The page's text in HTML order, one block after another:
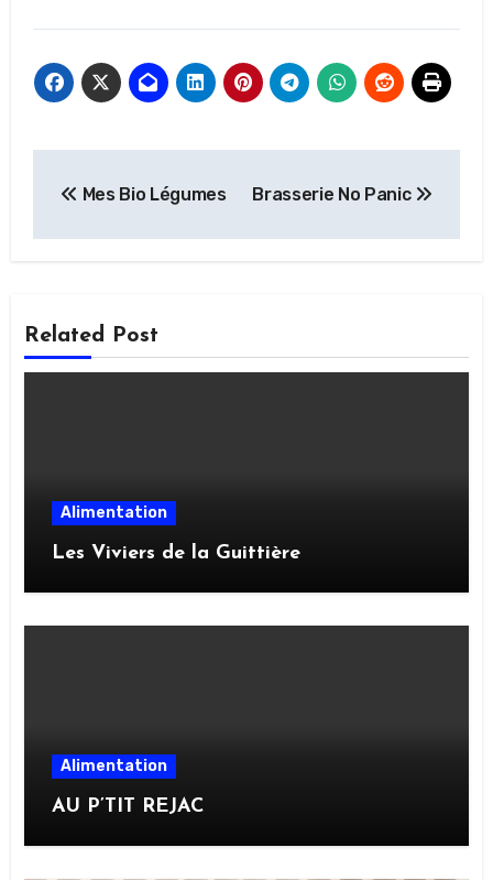
Mes Bio Légumes Brasserie No Panic
Related Post
Alimentation
Les Viviers de la Guittière
Alimentation
AU P’TIT REJAC